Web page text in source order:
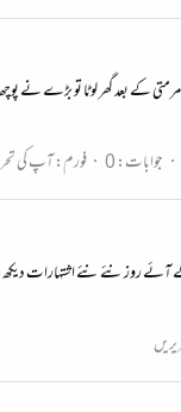
کے بعد گھر لوٹا تو بڑے
جوابات: 0 فورم:آپ کی
آئے روز نئے نئے اشتہارات